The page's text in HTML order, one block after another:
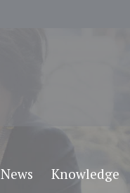
News Knowledge